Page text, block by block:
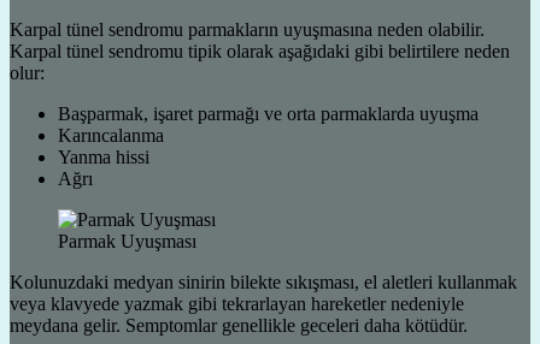
Karpal tünel sendromu parmakların uyuşmasına neden olabilir.
Karpal tünel sendromu tipik olarak aşağıdaki gibi belirtilere neden
olur:
Başparmak, işaret parmağı ve orta parmaklarda uyuşma
Karıncalanma
Yanma hissi
Ağrı
Parmak Uyuşması
Kolunuzdaki medyan sinirin bilekte sıkışması, el aletleri kullanmak
veya klavyede yazmak gibi tekrarlayan hareketler nedeniyle
meydana gelir. Semptomlar genellikle geceleri daha kötüdür.